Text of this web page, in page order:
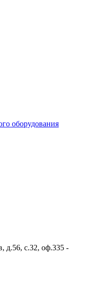
оборудования
д.56, с.32, оф.335 -